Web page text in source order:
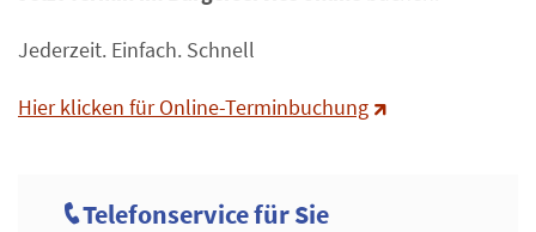
Jederzeit. Einfach. Schnell
Hier klicken für Online-Terminbuchung
Icon Telefon
Telefonservice für Sie